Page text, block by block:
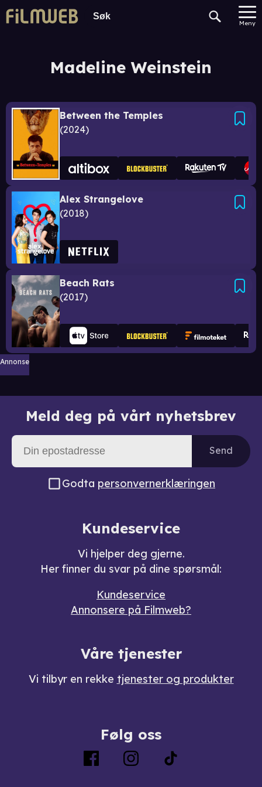
Meny
Madeline Weinstein
Between the Temples
2024
Alex Strangelove
2018
Beach Rats
2017
Annonse
Meld deg på vårt nyhetsbrev
Send
Godta personvernerklæringen
Kundeservice
Vi hjelper deg gjerne.
Her finner du svar på dine spørsmål:
Kundeservice
Annonsere på Filmweb?
Våre tjenester
Vi tilbyr en rekke tjenester og produkter
Følg oss